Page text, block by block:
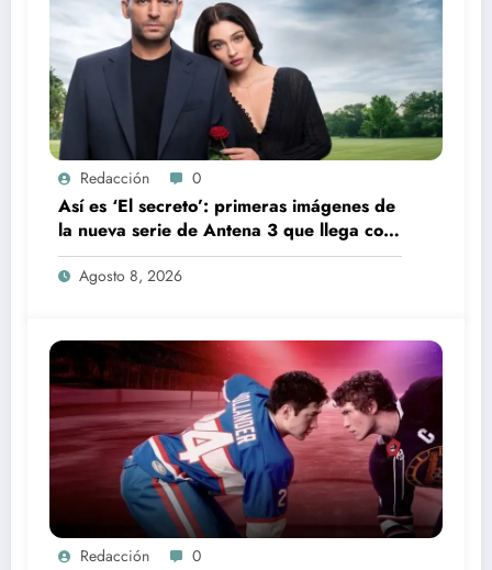
Redacción 0
Así es ‘El secreto’: primeras imágenes de
la nueva serie de Antena 3 que llega con
una verdad brutal
Agosto 8, 2026
Redacción 0